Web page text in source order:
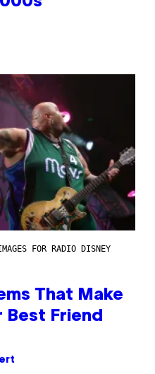
FOR RADIO DISNEY
That Make
Best Friend